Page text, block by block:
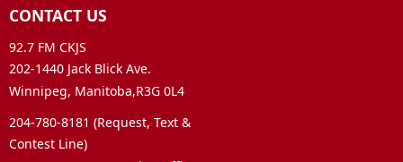
CONTACT US
92.7 FM CKJS
202-1440 Jack Blick Ave.
Winnipeg, Manitoba,R3G 0L4
204-780-8181 (Request, Text &
Contest Line)